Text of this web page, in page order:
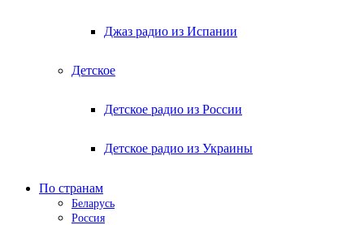
Джаз радио из Испании
Детское
Детское радио из России
Детское радио из Украины
По странам
Беларусь
Россия